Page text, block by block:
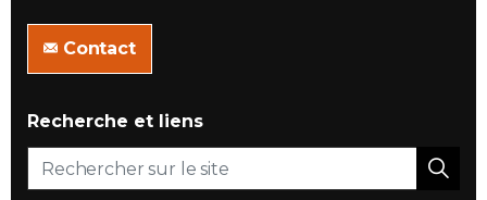
Contact
Recherche et liens